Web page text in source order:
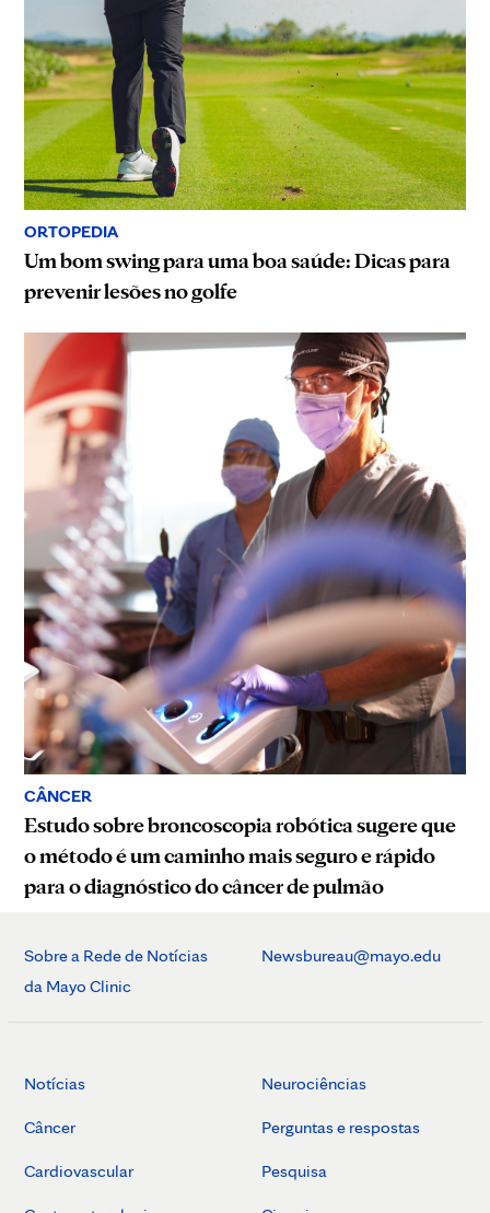
ORTOPEDIA
Um bom swing para uma boa saúde: Dicas para
prevenir lesões no golfe
CÂNCER
Estudo sobre broncoscopia robótica sugere que
o método é um caminho mais seguro e rápido
para o diagnóstico do câncer de pulmão
Sobre a Rede de Notícias
da Mayo Clinic
Newsbureau@mayo.edu
Notícias
Câncer
Cardiovascular
Neurociências
Perguntas e respostas
Pesquisa